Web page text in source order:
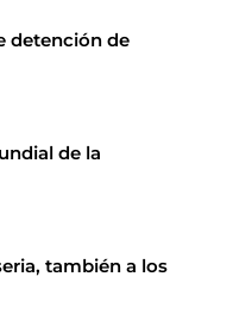
detención de
de la
también a los